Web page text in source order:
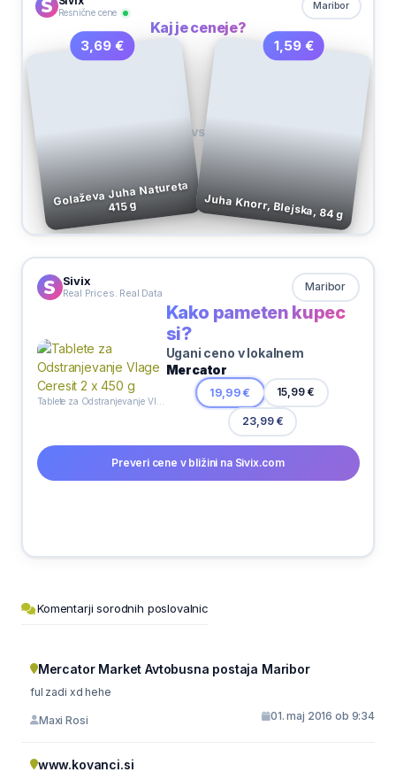
Resnične cene
Maribor
Kaj je ceneje?
3,69 €
Golaževa Juha Natureta
415 g
VS
1,59 €
Juha Knorr, Blejska, 84 g
Sivix
Real Prices. Real Data Maribor
Kako pameten kupec
si?
Ugani ceno v lokalnem
Mercator
19,99 € 15,99 €
23,99 €
Preveri cene v bližini na Sivix.com
Komentarji sorodnih poslovalnic
Mercator Market Avtobusna postaja Maribor
ful zadi xd hehe
Maxi Rosi 01. maj 2016 ob 9:34
www.kovanci.si